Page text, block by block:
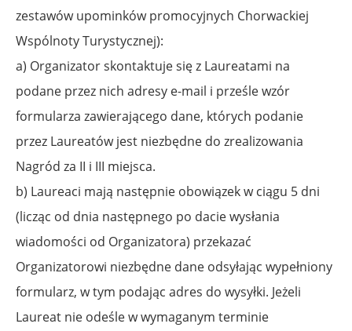
zestawów upominków promocyjnych Chorwackiej
Wspólnoty Turystycznej):
a) Organizator skontaktuje się z Laureatami na
podane przez nich adresy e-mail i prześle wzór
formularza zawierającego dane, których podanie
przez Laureatów jest niezbędne do zrealizowania
Nagród za II i III miejsca.
b) Laureaci mają następnie obowiązek w ciągu 5 dni
(licząc od dnia następnego po dacie wysłania
wiadomości od Organizatora) przekazać
Organizatorowi niezbędne dane odsyłając wypełniony
formularz, w tym podając adres do wysyłki. Jeżeli
Laureat nie odeślew wymaganym terminie